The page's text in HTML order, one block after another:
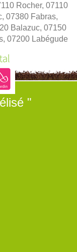
Rocher, 07110
07380 Fabras,
Balazuc, 07150
07200 Labégude
"